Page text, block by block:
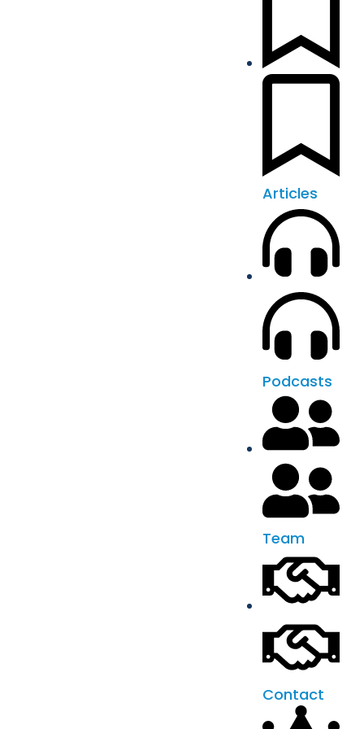
Articles
Podcasts
Team
Contact